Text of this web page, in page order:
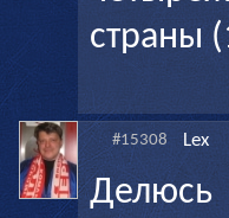
страны
#15308 Lex
Делюсь